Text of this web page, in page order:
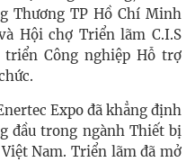
Thương TP Hồ Chí Minh
Hội chợ Triển lãm C.I.S
Công nghiệp Hỗ trợ
Expo đã khẳng định
đầu trong ngành Thiết bị
Nam. Triển lãm đã mở